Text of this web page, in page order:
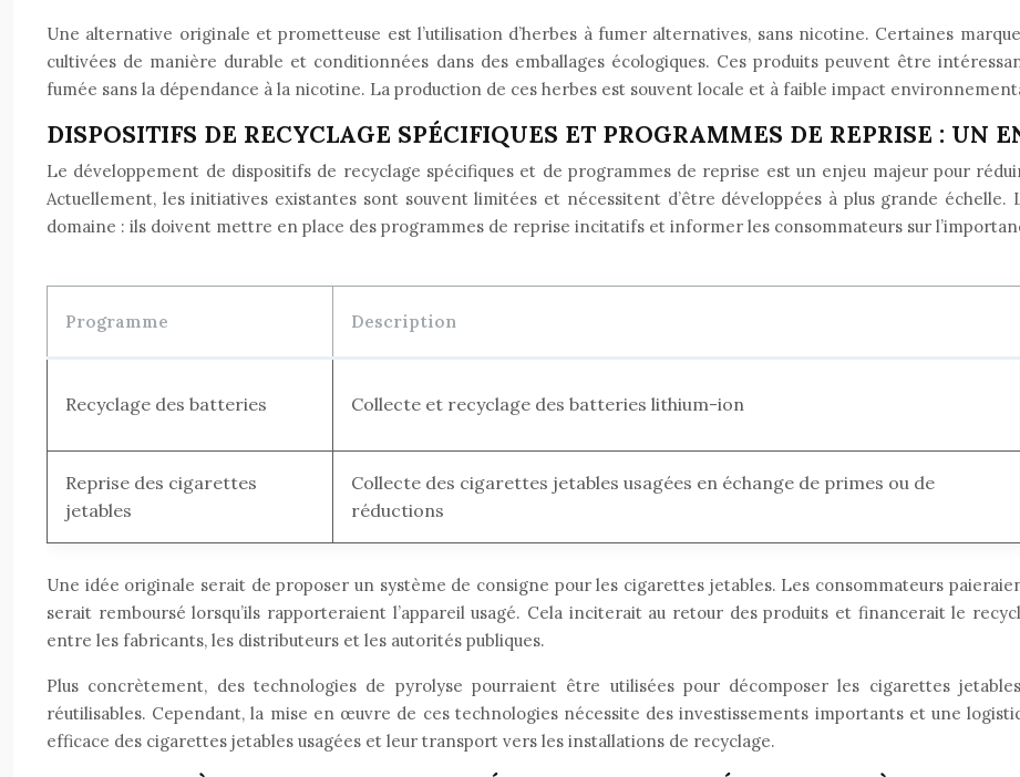
Une alternative originale et prometteuse est l’utilisation d’herbes à fumer alternatives, sans nicotine. Certaines
cultivées de manière durable et conditionnées dans des emballages écologiques. Ces produits peuvent être
fumée sans la dépendance à la nicotine. La production de ces herbes est souvent locale et à faible impact
DISPOSITIFS DE RECYCLAGE SPÉCIFIQUES ET PROGRAMMES DE REPRISE : UN
Le développement de dispositifs de recyclage spécifiques et de programmes de reprise est un enjeu majeur pour
Actuellement, les initiatives existantes sont souvent limitées et nécessitent d’être développées à plus grande
domaine : ils doivent mettre en place des programmes de reprise incitatifs et informer les consommateurs sur
Programme Description
Recyclage des batteries Collecte et recyclage des batteries lithium-ion
Reprise des cigarettes
jetables
Collecte des cigarettes jetables usagées en échange de primes ou de
réductions
Une idée originale serait de proposer un système de consigne pour les cigarettes jetables. Les consommateurs
serait remboursé lorsqu’ils rapporteraient l’appareil usagé. Cela inciterait au retour des produits et financerait le
entre les fabricants, les distributeurs et les autorités publiques.
Plus concrètement, des technologies de pyrolyse pourraient être utilisées pour décomposer les cigarettes
réutilisables. Cependant, la mise en œuvre de ces technologies nécessite des investissements importants et une
efficace des cigarettes jetables usagées et leur transport vers les installations de recyclage.